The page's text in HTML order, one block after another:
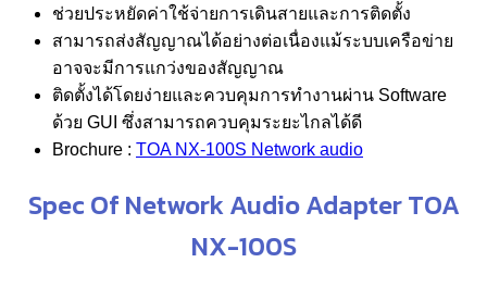
ช่วยประหยัดค่าใช้จ่ายการเดินสายและการติดตั้ง
สามารถส่งสัญญาณได้อย่างต่อเนื่องแม้ระบบเครือข่าย
อาจจะมีการแกว่งของสัญญาณ
ติดตั้งได้โดยง่ายและควบคุมการทำงานผ่าน Software
ด้วย GUI ซึ่งสามารถควบคุมระยะไกลได้ดี
Brochure : TOA NX-100S Network audio
Spec Of Network Audio Adapter TOA
NX-100S